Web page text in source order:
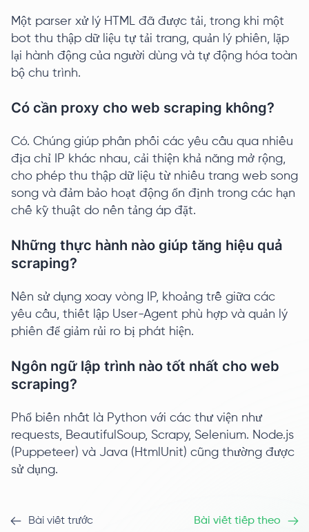
Một parser xử lý HTML đã được tải, trong khi một
bot thu thập dữ liệu tự tải trang, quản lý phiên, lặp
lại hành động của người dùng và tự động hóa toàn
bộ chu trình.
Có cần proxy cho web scraping không?
Có. Chúng giúp phân phối các yêu cầu qua nhiều
địa chỉ IP khác nhau, cải thiện khả năng mở rộng,
cho phép thu thập dữ liệu từ nhiều trang web song
song và đảm bảo hoạt động ổn định trong các hạn
chế kỹ thuật do nền tảng áp đặt.
Những thực hành nào giúp tăng hiệu quả
scraping?
Nên sử dụng xoay vòng IP, khoảng trễ giữa các
yêu cầu, thiết lập User-Agent phù hợp và quản lý
phiên để giảm rủi ro bị phát hiện.
Ngôn ngữ lập trình nào tốt nhất cho web
scraping?
Phổ biến nhất là Python với các thư viện như
requests, BeautifulSoup, Scrapy, Selenium. Node.js
(Puppeteer) và Java (HtmlUnit) cũng thường được
sử dụng.
Bài viết trước Bài viết tiếp theo